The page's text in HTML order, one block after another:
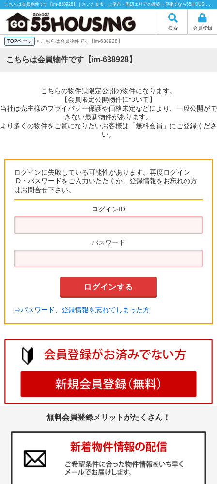
こちらは会員物件です【im-638928】｜さいたま市・上尾市・周辺エリアの新築一戸建てなら55HOUSING（55ハウジング）にお任せください！
検索 会員登録
TOPページ > こちらは会員物件です【im-638928】
こちらは会員物件です【im-638928】
こちらの物件は限定公開の物件になります。
【会員限定公開物件について】
当社は売主様のプライバシー保護や価格未定などにより、一般公開がで
きない最新物件があります。
より多くの物件をご覧になりたいお客様は「無料会員」にご登録くださ
い。
ログインに失敗している可能性があります。再度ログイン
ID・パスワードをご入力いただくか、登録情報をお忘れの方
はお問合せ下さい。
ログインID
パスワード
⇒パスワード、登録情報を忘れてしまった方
無料会員登録メリットがたくさん！